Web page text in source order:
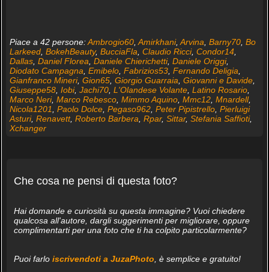
Piace a 42 persone:Ambrogio60, Amirkhani, Arvina Barny70, Bo
Larkeed, BokehBeauty, BucciaFla Claudio Ricci, Condor14,
Dallas, Daniel Florea Daniele Chierichetti, Daniele Origgi,
Diodato Campagna Emibelo, Fabrizios53, Fernando Deligia
Gianfranco Mineri, Gion65, Giorgio Guarraia Giovanni e Davide,
Giuseppe58, Iobi, Jachi70, L'Olandese Volante, Latino Rosario,
Marco Neri, Marco Rebesco, Mimmo Aquino, Mmc12, Mnardell,
Nicola1201
Paolo Dolce, Pegaso962, Peter Pipistrello, Pierluigi
Asturi, Renavett, Roberto Barbera Rpar, Sittar, Stefania Saffioti,
Xchanger
Che cosa ne pensi di questa foto?
Hai domande e curiosità su questa immagine? Vuoi chiedere
qualcosa all'autore, dargli suggerimenti per migliorare, oppure
complimentarti per una foto che ti ha colpito particolarmente?
Puoi farlo iscrivendoti a JuzaPhoto , è semplice e gratuito!